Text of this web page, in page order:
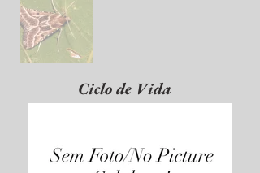
Ciclo de Vida